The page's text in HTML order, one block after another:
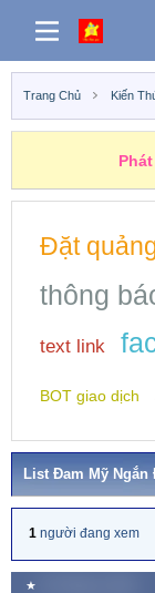
Trang Chủ Kiến
Đặt
thông
text link
BOT giao dịch
List Đam Mỹ
1 người đang xem
★